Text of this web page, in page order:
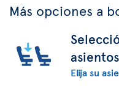
Más opciones a
asientos
Elija su